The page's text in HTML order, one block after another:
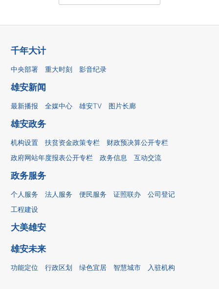
千年大计
中央部署 重大时刻 影音纪录
雄安新闻
最新播报 全媒中心 雄安TV 图片长廊
雄安政务
机构设置 扶贫资金政策专栏
财政预决算公开专栏
政府网站年度报表公开专栏
政务信息 互动交流
政务服务
个人服务 法人服务 便民服务 证照联办
公司登记
工程建设
大美雄安
雄安未来
功能定位 行政区划 绿色宜居 智慧城市 入驻机构